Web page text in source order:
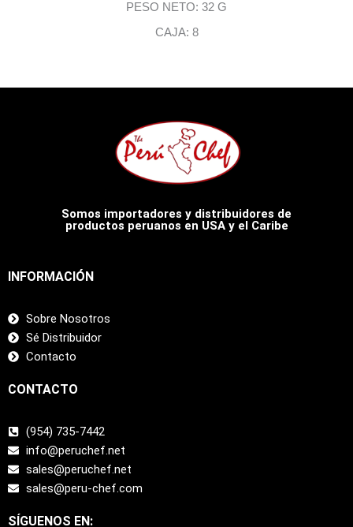
PESO NETO: 32 G
CAJA: 8
Somos importadores y distribuidores de
productos peruanos en USA y el Caribe
INFORMACIÓN
Sobre Nosotros
Sé Distribuidor
Contacto
CONTACTO
(954) 735-7442
info@peruchef.net
sales@peruchef.net
sales@peru-chef.com
SÍGUENOS EN: